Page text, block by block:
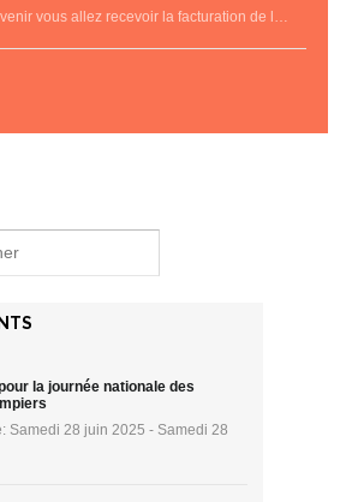
vous allez recevoir la facturation de l…
la journée nationale des
Samedi 28 juin 2025 - Samedi 28